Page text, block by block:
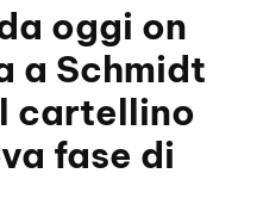
oggi on
a Schmidt
cartellino
fase di